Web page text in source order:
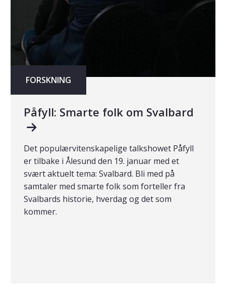
FORSKNING
Påfyll: Smarte folk om Svalbard
Det populærvitenskapelige talkshowet Påfyll
er tilbake i Ålesund den 19. januar med et
svært aktuelt tema: Svalbard. Bli med på
samtaler med smarte folk som forteller fra
Svalbards historie, hverdag og det som
kommer.